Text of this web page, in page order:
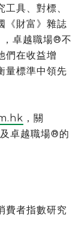
具、對標、
《財富》雜誌
卓越職場®不
們在收益增
量標準中領先
，關
及卓越職場®的
費者指數研究